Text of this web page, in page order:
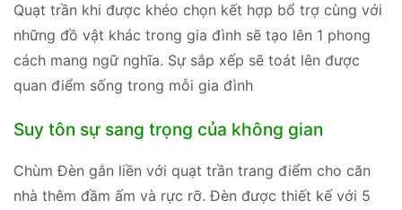
Quạt trần khi được khéo chọn kết hợp bổ trợ cùng với
những đồ vật khác trong gia đình sẽ tạo lên 1 phong
cách mang ngữ nghĩa. Sự sắp xếp sẽ toát lên được
quan điểm sống trong mỗi gia đình
Suy tôn sự sang trọng của không gian
Chùm Đèn gắn liền với quạt trần trang điểm cho căn
nhà thêm đầm ấm và rực rỡ. Đèn được thiết kế với 5